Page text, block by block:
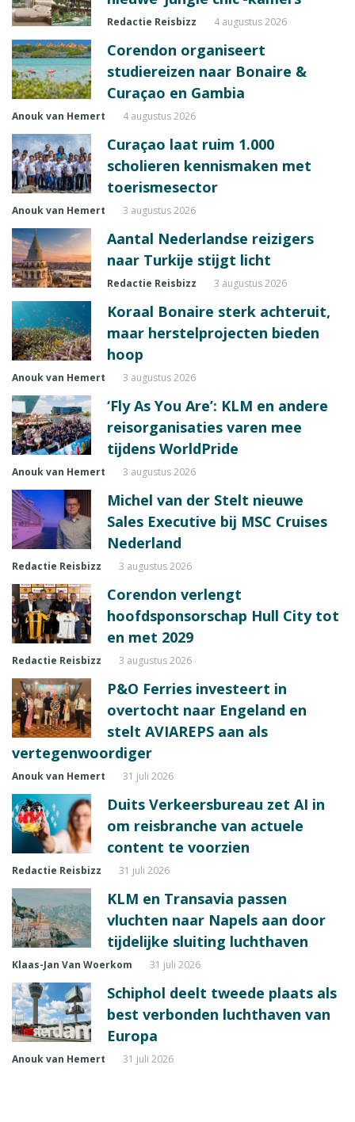
Redactie Reisbizz 4 augustus 2026
Corendon organiseert
studiereizen naar Bonaire &
Curaçao en Gambia
Anouk van Hemert 4 augustus 2026
Curaçao laat ruim 1.000
scholieren kennismaken met
toerismesector
Anouk van Hemert 3 augustus 2026
Aantal Nederlandse reizigers
naar Turkije stijgt licht
Redactie Reisbizz 3 augustus 2026
Koraal Bonaire sterk achteruit,
maar herstelprojecten bieden
hoop
Anouk van Hemert 3 augustus 2026
‘Fly As You Are’: KLM en andere
reisorganisaties varen mee
tijdens WorldPride
Anouk van Hemert 3 augustus 2026
Michel van der Stelt nieuwe
Sales Executive bij MSC Cruises
Nederland
Redactie Reisbizz 3 augustus 2026
Corendon verlengt
hoofdsponsorschap Hull City tot
en met 2029
Redactie Reisbizz 3 augustus 2026
P&O Ferries investeert in
overtocht naar Engeland en
stelt AVIAREPS aan als
vertegenwoordiger
Anouk van Hemert 31 juli 2026
Duits Verkeersbureau zet AI in
om reisbranche van actuele
content te voorzien
Redactie Reisbizz 31 juli 2026
KLM en Transavia passen
vluchten naar Napels aan door
tijdelijke sluiting luchthaven
Klaas-Jan Van Woerkom 31 juli 2026
Schiphol deelt tweede plaats als
best verbonden luchthaven van
Europa
Anouk van Hemert 31 juli 2026